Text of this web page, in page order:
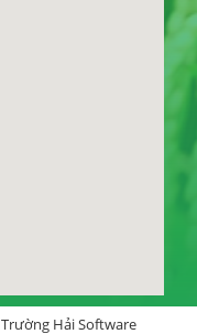
Trường Hải Software